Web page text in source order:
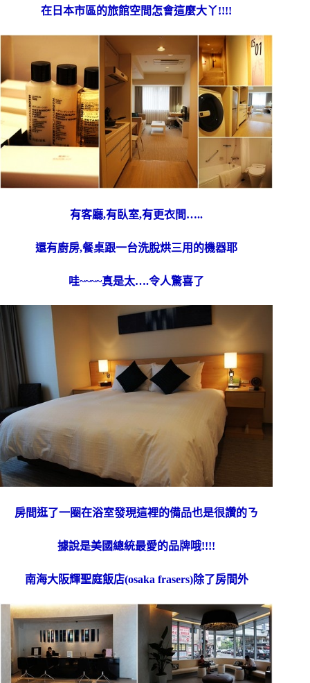
在日本市區的旅館空間怎會這麼大丫!!!!
有客廳,有臥室,有更衣間…..
還有廚房,餐桌跟一台洗脫烘三用的機器耶
哇~~~~真是太….令人驚喜了
房間逛了一圈在浴室發現這裡的備品也是很讚的ㄋ
據說是美國總統最愛的品牌哦!!!!
南海大阪輝聖庭飯店(osaka frasers)除了房間外